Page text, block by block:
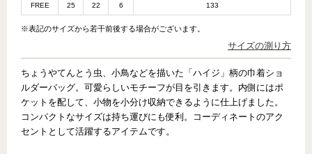
FREE 25 22 6 133
※表記のサイズから若干前後する場合がございます。
サイズの測り方
ちょうやてんとう虫、小鳥などを描いた「ハイジ」柄の巾着ショ
ルダーバッグ。可愛らしいモチーフが目を引きます。内側にはポ
ケットを配して、小物を小分け収納できるように仕上げました。
コンパクトなサイズは持ち運びにも便利。コーディネートのアク
セントとして活躍するアイテムです。